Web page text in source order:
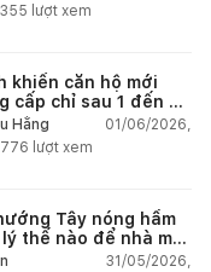
lượt xem
khiến căn hộ mới
cấp chỉ sau 1 đến 2
Hằng
01/06/2026,
lượt xem
Tây nóng hầm
thế nào để nhà mát
31/05/2026,